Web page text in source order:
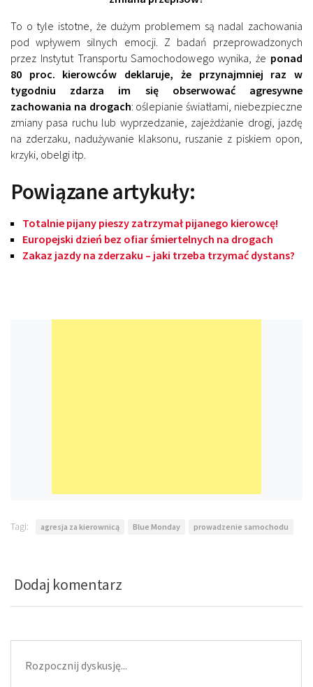
To o tyle istotne, że dużym problemem są nadal zachowania
pod wpływem silnych emocji. Z badań przeprowadzonych
przez Instytut Transportu Samochodowego wynika, że ponad
80 proc. kierowców deklaruje, że przynajmniej raz w
tygodniu zdarza im się obserwować agresywne
zachowania na drogach: oślepianie światłami, niebezpieczne
zmiany pasa ruchu lub wyprzedzanie, zajeżdżanie drogi, jazdę
na zderzaku, nadużywanie klaksonu, ruszanie z piskiem opon,
krzyki, obelgi itp.
Powiązane artykuły:
Totalnie pijany pieszy zatrzymał pijanego kierowcę!
Europejski dzień bez ofiar śmiertelnych na drogach
Zakaz jazdy na zderzaku – jaki trzeba trzymać dystans?
Tagi: agresja za kierownicą Blue Monday prowadzenie samochodu
Dodaj komentarz